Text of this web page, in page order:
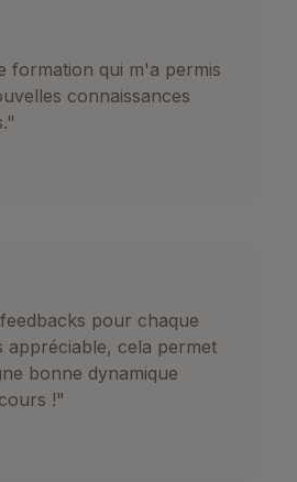
formation qui m'a permis
connaissances
"
pour chaque
appréciable, cela permet
bonne dynamique
!"